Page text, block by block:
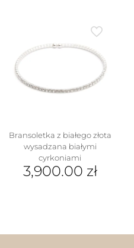
Bransoletka z białego złota
wysadzana białymi
cyrkoniami
3,900.00 zł